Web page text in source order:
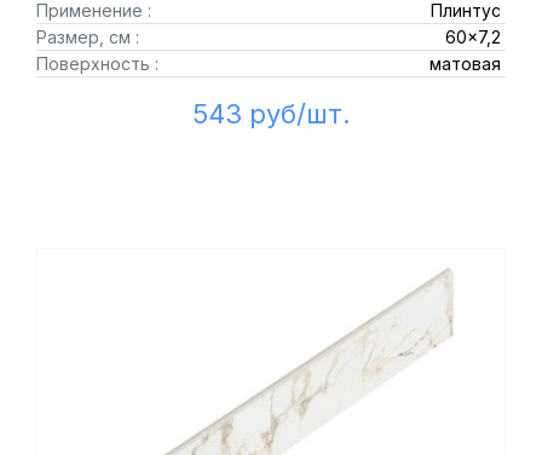
Применение :
Плинтус
Размер, см :
60x7,2
Поверхность :
матовая
543 руб/шт.